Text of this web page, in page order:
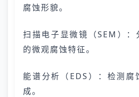
腐蚀形貌。
扫描电子显微镜（SEM）：
的微观腐蚀特征。
能谱分析（EDS）：检测腐
成。